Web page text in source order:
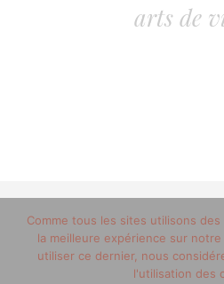
arts de
© 2012-2020 copyright
masculin/Tous
Comme tous les sites utilisons
la meilleure expérience sur
utiliser ce dernier, nous
l'utilisation des